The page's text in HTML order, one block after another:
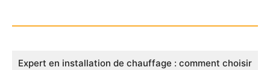
Expert en installation de chauffage : comment choisir